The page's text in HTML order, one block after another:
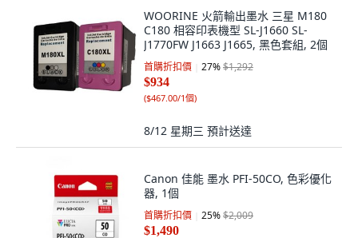
WOORINE 火箭輸出墨水 三星 M180
C180 相容印表機型 SL-J1660 SL-
J1770FW J1663 J1665, 黑色套組, 2個
首購折扣價 27%$1,292
$934
($467.00/1個)
8/12 星期三 預計送達
Canon 佳能 墨水 PFI-50CO, 色彩優化
器, 1個
首購折扣價 25%$2,009
$1,490